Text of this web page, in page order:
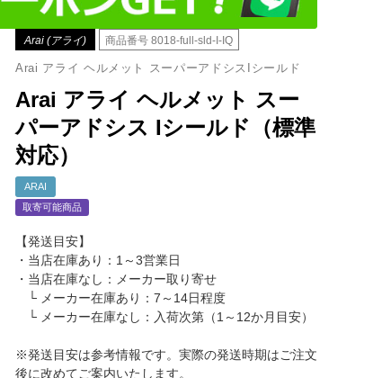
Arai (アライ) 商品番号 8018-full-sld-I-IQ
Arai アライ ヘルメット スーパーアドシスIシールド
Arai アライ ヘルメット スー
パーアドシス Iシールド（標準
対応）
ARAI
取寄可能商品
【発送目安】
・当店在庫あり：1～3営業日
・当店在庫なし：メーカー取り寄せ
└ メーカー在庫あり：7～14日程度
└ メーカー在庫なし：入荷次第（1～12か月目安）
※発送目安は参考情報です。実際の発送時期はご注文
後に改めてご案内いたします。